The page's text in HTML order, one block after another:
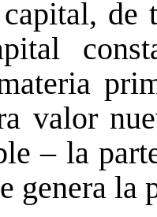
de
valor
– la
genera la